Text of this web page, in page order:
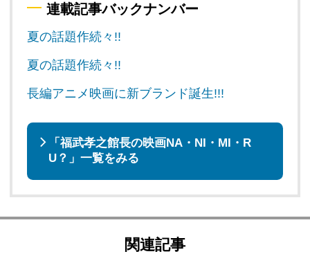
連載記事バックナンバー
夏の話題作続々!!
夏の話題作続々!!
長編アニメ映画に新ブランド誕生!!!
「福武孝之館長の映画NA・NI・MI・R
U？」一覧をみる
関連記事